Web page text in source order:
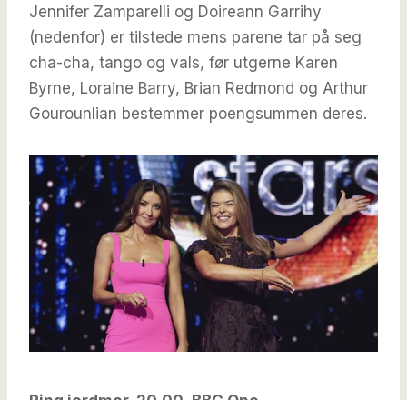
Jennifer Zamparelli og Doireann Garrihy
(nedenfor) er tilstede mens parene tar på seg
cha-cha, tango og vals, før utgerne Karen
Byrne, Loraine Barry, Brian Redmond og Arthur
Gourounlian bestemmer poengsummen deres.